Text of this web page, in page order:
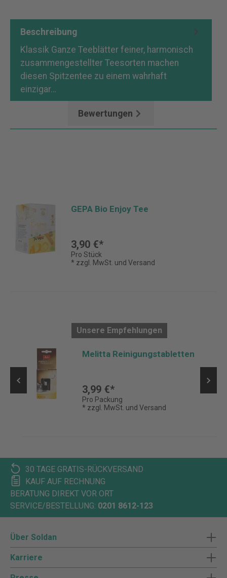
Beschreibung
Klassik Ganze Teeblätter feiner, harmonisch
zusammengestellter Teesorten machen
diesen Spitzentee zu einem wahrhaft
einzigar…
Bewertungen
GEPA Bio Enjoy Tee
3,90 €*
Pro Stück
* zzgl. MwSt. und Versand
Unsere Empfehlungen
Melitta Reinigungstabletten
3,99 €*
Pro Packung
* zzgl. MwSt. und Versand
30 TAGE GRATIS-RÜCKVERSAND
KAUF AUF RECHNUNG
BERATUNG DIREKT VOR ORT
SERVICE/BESTELLUNG: 0201 8612-123
Über Soldan
Karriere